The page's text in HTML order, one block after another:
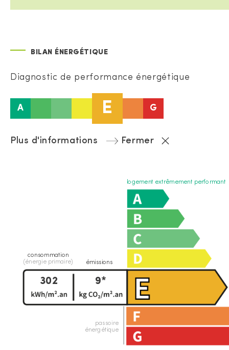
BILAN ÉNERGÉTIQUE
Diagnostic de performance énergétique
A E G
Plus d'informations Fermer
logement extrêmement performant
passoire
énergétique
consommation
(énergie primaire)
émissions
302 9*